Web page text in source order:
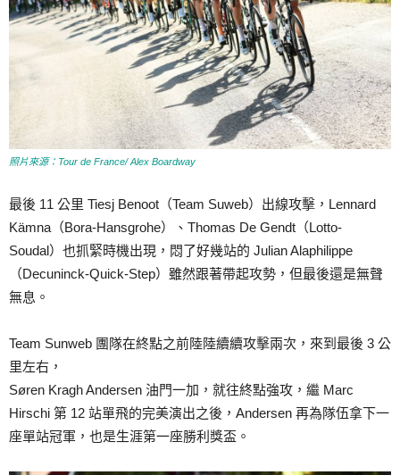
照片來源：Tour de France/ Alex Boardway
最後 11 公里 Tiesj Benoot（Team Suweb）出線攻擊，Lennard
Kämna（Bora-Hansgrohe）、Thomas De Gendt（Lotto-
Soudal）也抓緊時機出現，悶了好幾站的 Julian Alaphilippe
（Decuninck-Quick-Step）雖然跟著帶起攻勢，但最後還是無聲
無息。
Team Sunweb 團隊在終點之前陸陸續續攻擊兩次，來到最後 3 公
里左右，
Søren Kragh Andersen 油門一加，就往終點強攻，繼 Marc
Hirschi 第 12 站單飛的完美演出之後，Andersen 再為隊伍拿下一
座單站冠軍，也是生涯第一座勝利獎盃。